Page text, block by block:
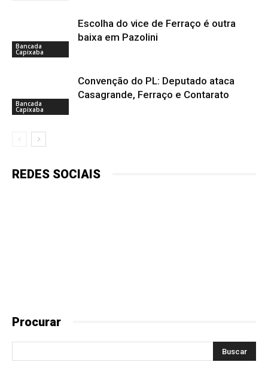
Bancada
Capixaba
Escolha do vice de Ferraço é outra
baixa em Pazolini
Bancada
Capixaba
Convenção do PL: Deputado ataca
Casagrande, Ferraço e Contarato
REDES SOCIAIS
Procurar